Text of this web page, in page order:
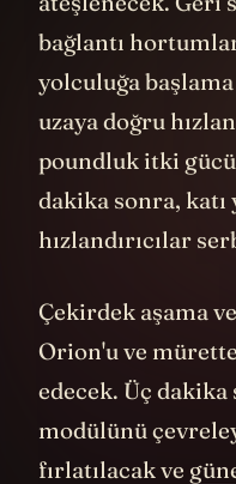
ateşlenecek. Geri
bağlantı
yolculuğa
uzaya doğru
poundluk itki gücü
dakika sonra, katı
Çekirdek aşama
Orion'u ve
edecek. Üç
modülünü